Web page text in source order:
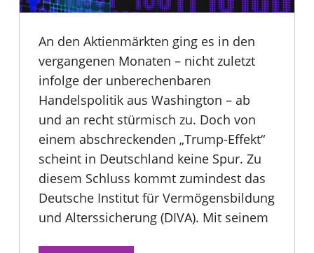
An den Aktienmärkten ging es in den
vergangenen Monaten – nicht zuletzt
infolge der unberechenbaren
Handelspolitik aus Washington – ab
und an recht stürmisch zu. Doch von
einem abschreckenden „Trump-Effekt“
scheint in Deutschland keine Spur. Zu
diesem Schluss kommt zumindest das
Deutsche Institut für Vermögensbildung
und Alterssicherung (DIVA). Mit seinem